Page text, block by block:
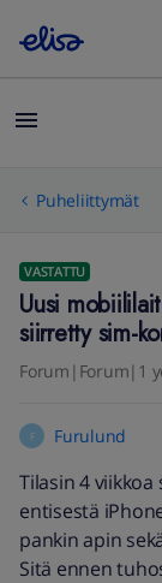
Puheliittymät
VASTATTU
Uusi
siirretty sim-
Forum|Forum|1
F Furulund
Tilasin 4 viikkoa
entisestä
pankin apin
Sitä ennen